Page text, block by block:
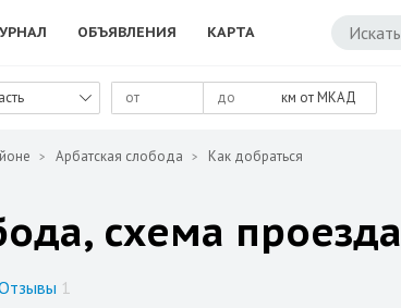
ОБЪЯВЛЕНИЯ КАРТА
км от МКАД
Арбатская слобода Как добраться
схема проезда
1